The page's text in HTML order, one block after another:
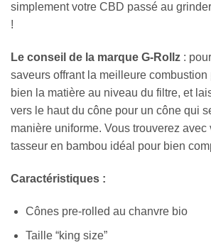
simplement votre CBD passé au
!
Le conseil de la marque G-Rollz :
saveurs offrant la meilleure combustion
bien la matière au niveau du filtre, et
vers le haut du cône pour un cône qui
manière uniforme. Vous trouverez
tasseur en bambou idéal pour bien
Caractéristiques :
Cônes pre-rolled au chanvre bio
Taille “king size”